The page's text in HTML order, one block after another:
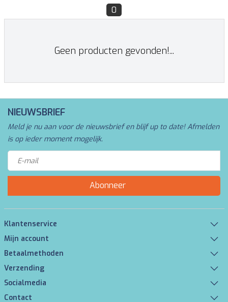
0
Geen producten gevonden!...
NIEUWSBRIEF
Meld je nu aan voor de nieuwsbrief en blijf up to date! Afmelden
is op ieder moment mogelijk.
Abonneer
Klantenservice
Mijn account
Betaalmethoden
Verzending
Socialmedia
Contact